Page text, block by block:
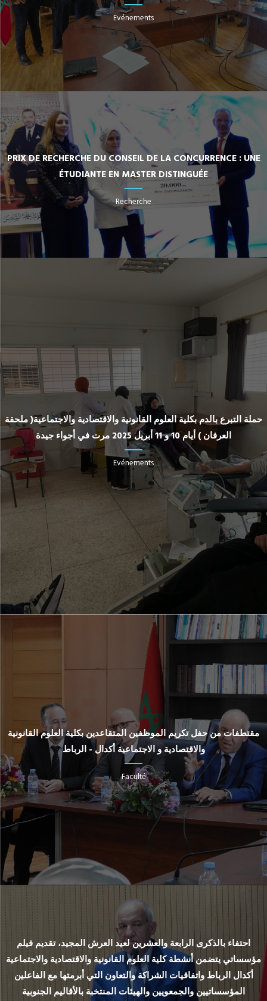
Evénements
PRIX DE RECHERCHE DU CONSEIL DE LA CONCURRENCE : UNE
ÉTUDIANTE EN MASTER DISTINGUÉE
Recherche
حملة التبرع بالدم بكلية العلوم القانونية والاقتصادية والاجتماعية( ملحقة
العرفان ) أيام 10 و 11 أبريل 2025 مرت في أجواء جيدة
Evénements
مقتطفات من حفل تكريم الموظفين المتقاعدين بكلية العلوم القانونية
والاقتصادية و الاجتماعية أكدال - الرباط
Faculté
احتفاء بالذكرى الرابعة والعشرين لعيد العرش المجيد، تقديم فيلم
مؤسساتي يتضمن أنشطة كلية العلوم القانونية والاقتصادية والاجتماعية
أكدال الرباط واتفاقيات الشراكة والتعاون التي أبرمتها مع الفاعلين
المؤسساتيين والجمعويين والهيئات المنتخبة بالأقاليم الجنوبية